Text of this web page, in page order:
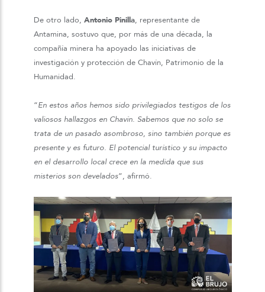
De otro lado, Antonio Pinilla, representante de
Antamina, sostuvo que, por más de una década, la
compañía minera ha apoyado las iniciativas de
investigación y protección de Chavín, Patrimonio de la
Humanidad.
“En estos años hemos sido privilegiados testigos de los
valiosos hallazgos en Chavín. Sabemos que no solo se
trata de un pasado asombroso, sino también porque es
presente y es futuro. El potencial turístico y su impacto
en el desarrollo local crece en la medida que sus
misterios son develados”, afirmó.